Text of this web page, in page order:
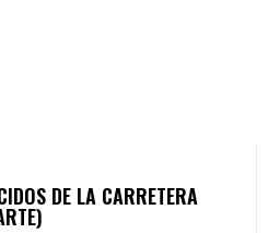
DE LA CARRETERA